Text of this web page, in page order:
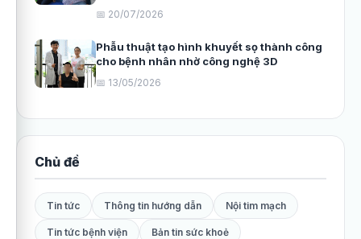
📅 20/07/2026
Phẫu thuật tạo hình khuyết sọ thành công
cho bệnh nhân nhờ công nghệ 3D
📅 13/05/2026
Chủ đề
Tin tức Thông tin hướng dẫn Nội tim mạch
Tin tức bệnh viện Bản tin sức khoẻ